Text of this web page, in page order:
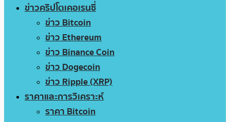
ข่าวคริปโตเคอเรนซี่
ข่าว Bitcoin
ข่าว Ethereum
ข่าว Binance Coin
ข่าว Dogecoin
ข่าว Ripple (XRP)
ราคาและการวิเคราะห์
ราคา Bitcoin